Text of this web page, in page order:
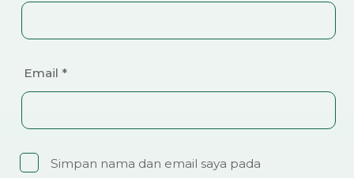
Email *
Simpan nama dan email saya pada